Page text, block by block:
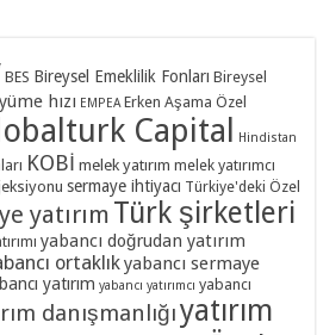
Paranın Yönü A Para Tv
Paranın Yönü A Para Tv
Davet – Posta Gazetesi
Anlattı – Dünya Gazetesi
Kalitesini Artırmak – Hürriyet Gazetesi
BES Bireysel Emeklilik Fonları Bireysel
hızı EMPEA Erken Aşama Özel
Capital Hindistan
KOBİ melek yatırım melek yatırımcı
sermaye ihtiyacı Türkiye'deki Özel
yatırım Türk şirketleri
yabancı doğrudan yatırım
ortaklıkyabancı sermaye
yatırım yabancı yatırımcı yabancı
danışmanlığıyatırım